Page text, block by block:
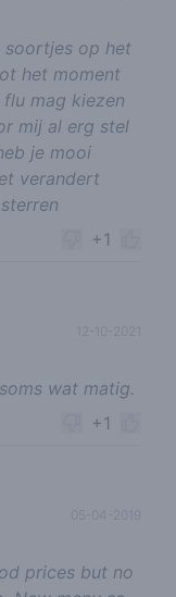
op het
het moment
mag kiezen
mij al erg stel
je mooi
verandert
+1
wat matig.
+1
prices but no